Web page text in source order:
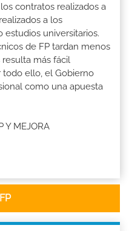
contratos realizados a
a los
estudios universitarios.
de FP tardan menos
más fácil
todo ello, el Gobierno
como una apuesta
Y MEJORA